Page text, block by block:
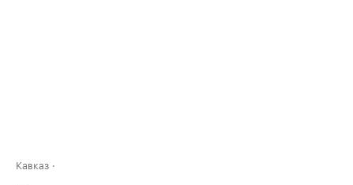
Кавказ